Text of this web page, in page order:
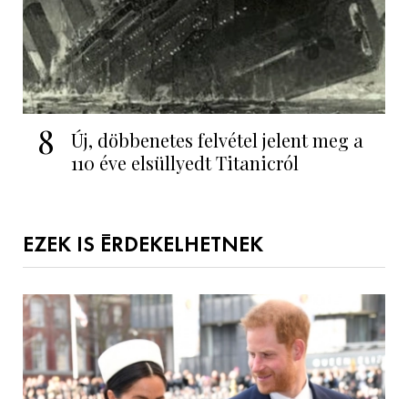
8
Új, döbbenetes felvétel jelent meg a
110 éve elsüllyedt Titanicról
EZEK IS ÉRDEKELHETNEK